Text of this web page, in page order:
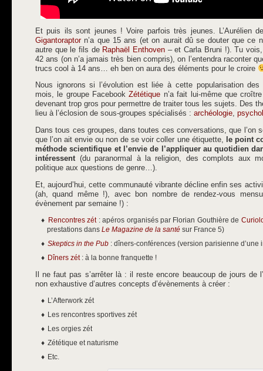
Et puis ils sont jeunes ! Voire parfois très jeunes. L’Aurélien
Gigantoraptorn’a que 15 ans (et on aurait dû se douter que ce
autre que le fils de Raphaël Enthoven – et Carla Bruni !). Tu
42 ans (on n’a jamais très bien compris), on l’entendra raconter
trucs cool à 14 ans… eh ben on aura des éléments pour le croire
Nous ignorons si l’évolution est liée à cette popularisation
mois, le groupe FacebookZététique n’a fait lui-même que
devenant trop gros pour permettre de traiter tous les sujets. Des
lieu à l’éclosion de sous-groupes spécialisés : archéologie,
Dans tous ces groupes, dans toutes ces conversations, que l’on
que l’on ait envie ou non de se voir coller une étiquette,
le point
méthode scientifique et l’envie de l’appliquer au quotidien
intéressent(du paranormal à la religion, des complots aux
politique aux questions de genre…).
Et, aujourd’hui, cette communauté vibrante décline enfin ses
(ah, quand même !), avec bon nombre de rendez-vous
évènement par semaine !) :
Rencontres zét: apéros organisés par Florian Gouthière de
prestations dans Le Magazine de la santé sur France 5)
Skeptics in the Pub : dîners-conférences (version parisienne d’une
Dîners zét: à la bonne franquette !
Il ne faut pas s’arrêter là : il reste encore beaucoup de jours de
non exhaustive d’autres concepts d’évènements à créer :
L’Afterwork zét
Les rencontres sportives zét
Les orgies zét
Zététique et naturisme
Etc.